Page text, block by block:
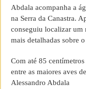
Abdala acompanha a
na Serra da Canastra.
conseguiu localizar um
mais detalhadas sobre
Com até 85
entre as maiores aves
Alessandro Abdala